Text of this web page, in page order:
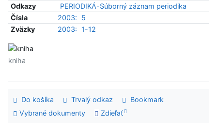
Odkazy
PERIODIKÁ-Súborný záznam periodika
Čísla
2003:
5
Zväzky
2003: 1-12
kniha
Do košíka Trvalý odkaz
Bookmark
Vybrané dokumenty
Zdieľať